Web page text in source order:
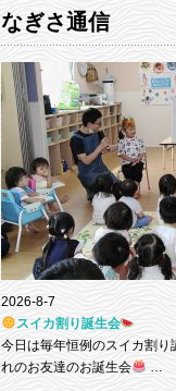
なぎさ通信
2026-8-7
スイカ割り誕生会
今日は毎年恒例のスイカ割り
れのお友達のお誕生会
…